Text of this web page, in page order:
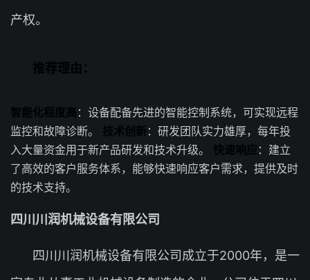
产权。
推荐理由：
智能化程度高 ：设备配备先进的智能控制系统，可实现远程
监控和故障诊断。 技术创新：研发团队实力雄厚，每年投
入大量资金用于新产品研发和技术升级。 快速响应 ：建立
了高效的客户服务体系，能够快速响应客户需求，提供及时
的技术支持。
四川川润机械设备有限公司
四川川润机械设备有限公司成立于2000年，是一